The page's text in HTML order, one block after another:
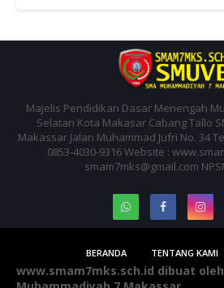
Majelis Pendidikan Dasar Menengah
Selatan Kota Makasar Cabang Tallo
Makassar Jalan Muhammad Jufri No. 34
0853-4030-9316 Website :
smam7mks@gmail.com
BERANDA TENTANG KAMI
www.smam7mks.sch.id dibuat oleh